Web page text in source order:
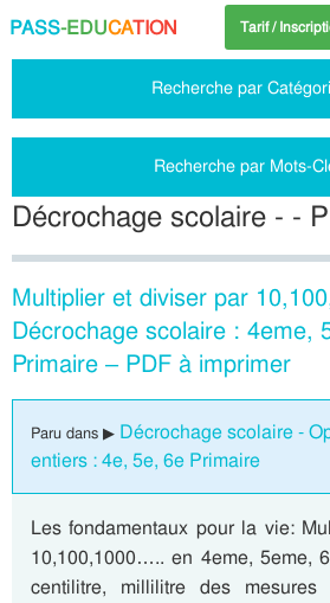
PASS-EDUCATION Tarif /
Recherche par
Recherche par Mots-
Décrochage scolaire - -
Multiplier et diviser par
Décrochage scolaire : 4eme,
Primaire – PDF à imprimer
Paru dans ▶ Décrochage scolaire -
entiers : 4e, 5e, 6e Primaire
Les fondamentaux pour la vie:
10,100,1000….. en 4eme, 5eme,
centilitre, millilitre des